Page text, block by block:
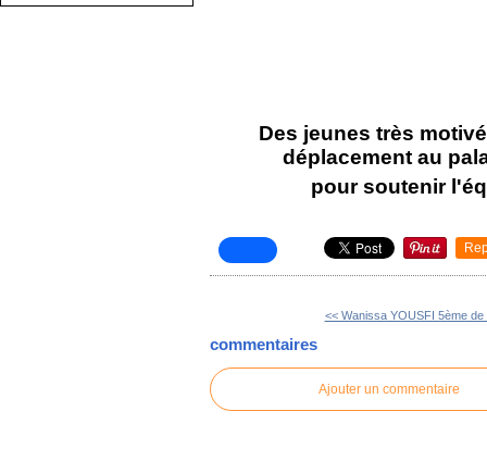
Des jeunes très
déplacement au
pour soutenir
<< Wanissa YOUSFI 5ème de
commentaires
Ajouter un commentaire